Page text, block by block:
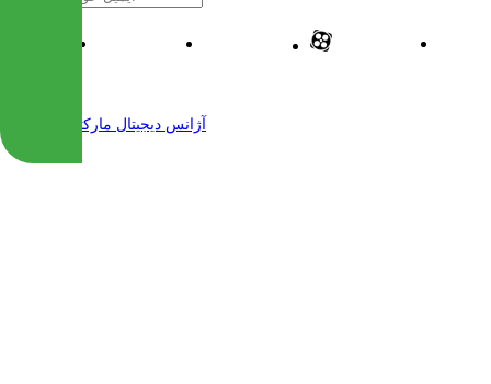
آژانس دیجیتال مارکتینگ مهرنت